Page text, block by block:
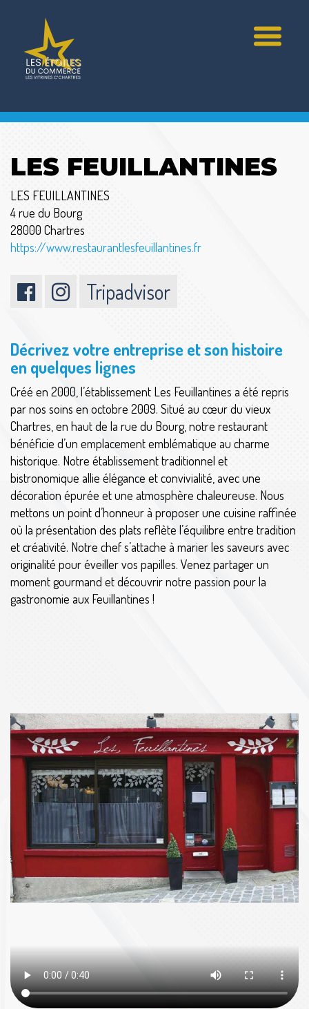
LES FEUILLANTINES
LES FEUILLANTINES
4 rue du Bourg
28000 Chartres
https://www.restaurantlesfeuillantines.fr
Tripadvisor
Décrivez votre entreprise et son histoire
en quelques lignes
Créé en 2000, l’établissement Les Feuillantines a été repris
par nos soins en octobre 2009. Situé au cœur du vieux
Chartres, en haut de la rue du Bourg, notre restaurant
bénéficie d’un emplacement emblématique au charme
historique. Notre établissement traditionnel et
bistronomique allie élégance et convivialité, avec une
décoration épurée et une atmosphère chaleureuse. Nous
mettons un point d’honneur à proposer une cuisine raffinée
où la présentation des plats reflète l’équilibre entre tradition
et créativité. Notre chef s’attache à marier les saveurs avec
originalité pour éveiller vos papilles. Venez partager un
moment gourmand et découvrir notre passion pour la
gastronomie aux Feuillantines !